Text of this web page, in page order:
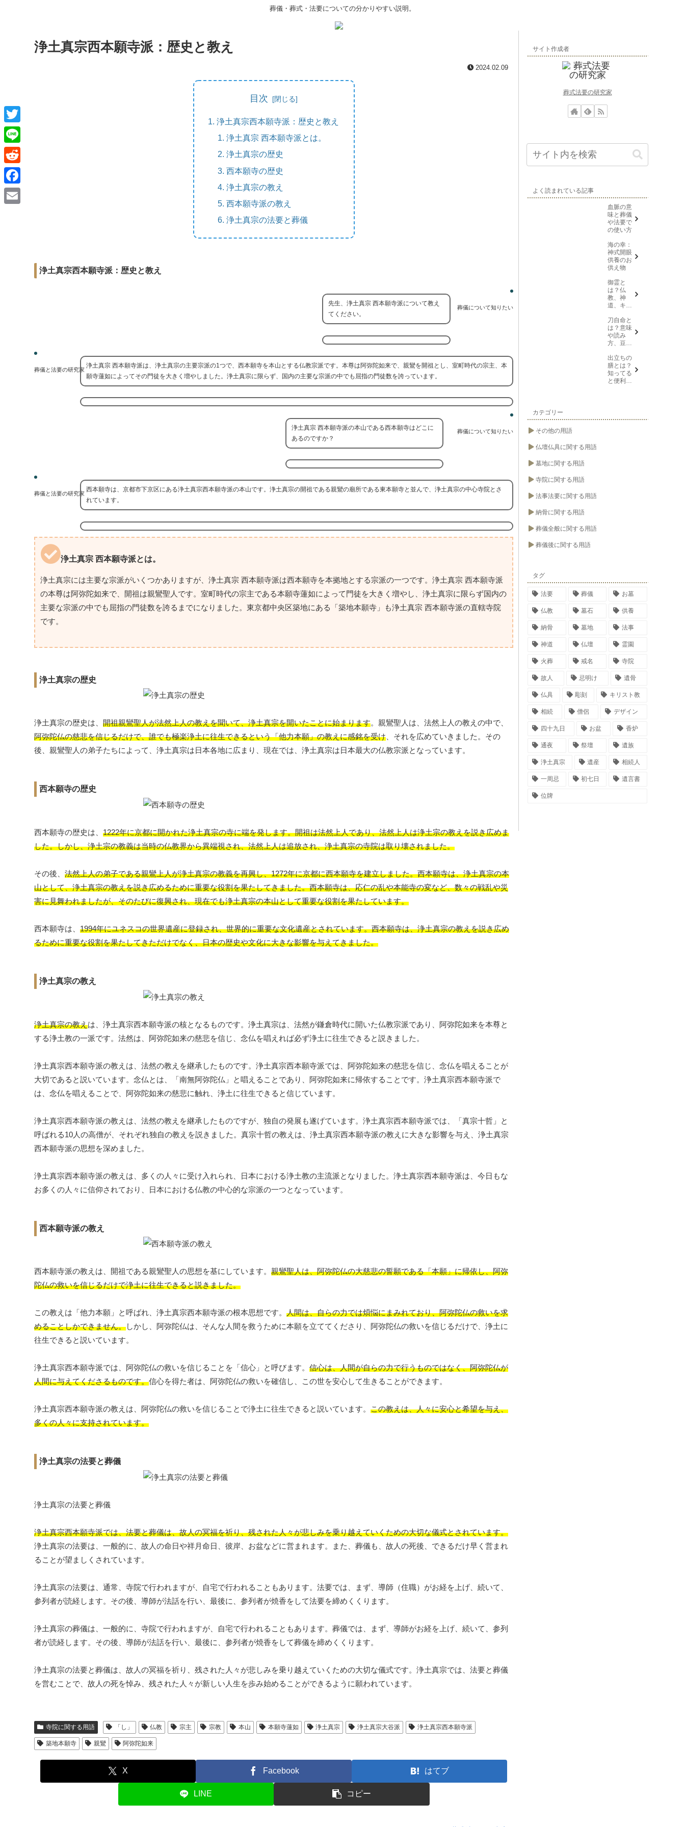
葬儀・葬式・法要についての分かりやすい説明。
浄土真宗西本願寺派：歴史と教え
2024.02.09
目次
浄土真宗西本願寺派：歴史と教え
浄土真宗 西本願寺派とは。
浄土真宗の歴史
西本願寺の歴史
浄土真宗の教え
西本願寺派の教え
浄土真宗の法要と葬儀
浄土真宗西本願寺派：歴史と教え
葬儀について知りたい
先生、浄土真宗 西本願寺派について教え
てください。
葬儀と法要の研究家
浄土真宗 西本願寺派は、浄土真宗の主要宗派の1つで、西本願寺を本山とする仏教宗派です。本尊は阿弥陀如来で、親鸞を開祖とし、室町時代の宗主、本
願寺蓮如によってその門徒を大きく増やしました。浄土真宗に限らず、国内の主要な宗派の中でも屈指の門徒数を誇っています。
葬儀について知りたい
浄土真宗 西本願寺派の本山である西本願寺はどこに
あるのですか？
葬儀と法要の研究家
西本願寺は、京都市下京区にある浄土真宗西本願寺派の本山です。浄土真宗の開祖である親鸞の廟所である東本願寺と並んで、浄土真宗の中心寺院とさ
れています。
浄土真宗 西本願寺派とは。
浄土真宗には主要な宗派がいくつかありますが、浄土真宗 西本願寺派は西本願寺を本拠地とする宗派の一つです。浄土真宗 西本願寺派
の本尊は阿弥陀如来で、開祖は親鸞聖人です。室町時代の宗主である本願寺蓮如によって門徒を大きく増やし、浄土真宗に限らず国内の
主要な宗派の中でも屈指の門徒数を誇るまでになりました。東京都中央区築地にある「築地本願寺」も浄土真宗 西本願寺派の直轄寺院
です。
浄土真宗の歴史
浄土真宗の歴史は、 開祖親鸞聖人が法然上人の教えを聞いて、浄土真宗を開いたことに始まります。親鸞聖人は、法然上人の教えの中で、
阿弥陀仏の慈悲を信じるだけで、誰でも極楽浄土に往生できるという「他力本願」の教えに感銘を受け 、それを広めていきました。その
後、親鸞聖人の弟子たちによって、浄土真宗は日本各地に広まり、現在では、浄土真宗は日本最大の仏教宗派となっています。
西本願寺の歴史
西本願寺の歴史は、 1222年に京都に開かれた浄土真宗の寺に端を発します。開祖は法然上人であり、法然上人は浄土宗の教えを説き広めま
した。しかし、浄土宗の教義は当時の仏教界から異端視され、法然上人は追放され、浄土真宗の寺院は取り壊されました。
その後、 法然上人の弟子である親鸞上人が浄土真宗の教義を再興し、1272年に京都に西本願寺を建立しました。西本願寺は、浄土真宗の本
山として、浄土真宗の教えを説き広めるために重要な役割を果たしてきました。西本願寺は、応仁の乱や本能寺の変など、数々の戦乱や災
害に見舞われましたが、そのたびに復興され、現在でも浄土真宗の本山として重要な役割を果たしています。
西本願寺は、 1994年にユネスコの世界遺産に登録され、世界的に重要な文化遺産とされています。西本願寺は、浄土真宗の教えを説き広め
るために重要な役割を果たしてきただけでなく、日本の歴史や文化に大きな影響を与えてきました。
浄土真宗の教え
浄土真宗の教えは、浄土真宗西本願寺派の核となるものです。浄土真宗は、法然が鎌倉時代に開いた仏教宗派であり、阿弥陀如来を本尊と
する浄土教の一派です。法然は、阿弥陀如来の慈悲を信じ、念仏を唱えれば必ず浄土に往生できると説きました。
浄土真宗西本願寺派の教えは、法然の教えを継承したものです。浄土真宗西本願寺派では、阿弥陀如来の慈悲を信じ、念仏を唱えることが
大切であると説いています。念仏とは、「南無阿弥陀仏」と唱えることであり、阿弥陀如来に帰依することです。浄土真宗西本願寺派で
は、念仏を唱えることで、阿弥陀如来の慈悲に触れ、浄土に往生できると信じています。
浄土真宗西本願寺派の教えは、法然の教えを継承したものですが、独自の発展も遂げています。浄土真宗西本願寺派では、「真宗十哲」と
呼ばれる10人の高僧が、それぞれ独自の教えを説きました。真宗十哲の教えは、浄土真宗西本願寺派の教えに大きな影響を与え、浄土真宗
西本願寺派の思想を深めました。
浄土真宗西本願寺派の教えは、多くの人々に受け入れられ、日本における浄土教の主流派となりました。浄土真宗西本願寺派は、今日もな
お多くの人々に信仰されており、日本における仏教の中心的な宗派の一つとなっています。
西本願寺派の教え
西本願寺派の教えは、開祖である親鸞聖人の思想を基にしています。 親鸞聖人は、阿弥陀仏の大慈悲の誓願である「本願」に帰依し、阿弥
陀仏の救いを信じるだけで浄土に往生できると説きました。
この教えは「他力本願」と呼ばれ、浄土真宗西本願寺派の根本思想です。 人間は、自らの力では煩悩にまみれており、阿弥陀仏の救いを求
めることしかできません。しかし、阿弥陀仏は、そんな人間を救うために本願を立ててくださり、阿弥陀仏の救いを信じるだけで、浄土に
往生できると説いています。
浄土真宗西本願寺派では、阿弥陀仏の救いを信じることを「信心」と呼びます。 信心は、人間が自らの力で行うものではなく、阿弥陀仏が
人間に与えてくださるものです。信心を得た者は、阿弥陀仏の救いを確信し、この世を安心して生きることができます。
浄土真宗西本願寺派の教えは、阿弥陀仏の救いを信じることで浄土に往生できると説いています。 この教えは、人々に安心と希望を与え、
多くの人々に支持されています。
浄土真宗の法要と葬儀
浄土真宗の法要と葬儀
浄土真宗西本願寺派では、法要と葬儀は、故人の冥福を祈り、残された人々が悲しみを乗り越えていくための大切な儀式とされています。
浄土真宗の法要は、一般的に、故人の命日や祥月命日、彼岸、お盆などに営まれます。また、葬儀も、故人の死後、できるだけ早く営まれ
ることが望ましくされています。
浄土真宗の法要は、通常、寺院で行われますが、自宅で行われることもあります。法要では、まず、導師（住職）がお経を上げ、続いて、
参列者が読経します。その後、導師が法話を行い、最後に、参列者が焼香をして法要を締めくくります。
浄土真宗の葬儀は、一般的に、寺院で行われますが、自宅で行われることもあります。葬儀では、まず、導師がお経を上げ、続いて、参列
者が読経します。その後、導師が法話を行い、最後に、参列者が焼香をして葬儀を締めくくります。
浄土真宗の法要と葬儀は、故人の冥福を祈り、残された人々が悲しみを乗り越えていくための大切な儀式です。浄土真宗では、法要と葬儀
を営むことで、故人の死を悼み、残された人々が新しい人生を歩み始めることができるように願われています。
寺院に関する用語 「し」 仏教 宗主 宗教 本山 本願寺蓮如 浄土真宗 浄土真宗大谷派 浄土真宗西本願寺派
築地本願寺 親鸞 阿弥陀如来
X Facebook はてブ
LINE コピー
サイト作成者
葬式法要の研究家
よく読まれている記事
血脈の意
味と葬儀
や法要で
の使い方
海の幸：
神式開眼
供養のお
供え物
御霊と
は？仏
教、神
道、キリ
れぞれの
意味を解
説
刀自命と
は？意味
や読み
方、豆知
出立ちの
膳とは？
知ってる
と便利な
カテゴリー
その他の用語
仏壇仏具に関する用語
墓地に関する用語
寺院に関する用語
法事法要に関する用語
納骨に関する用語
葬儀全般に関する用語
葬儀後に関する用語
タグ
法要 葬儀 お墓
仏教 墓石 供養
納骨 墓地 法事
神道 仏壇 霊園
火葬 戒名 寺院
故人 忌明け 遺骨
仏具 彫刻 キリスト教
相続 僧侶 デザイン
四十九日 お盆 香炉
通夜 祭壇 遺族
浄土真宗 遺産 相続人
一周忌 初七日 遺言書
位牌
T
w
i
t
L
i
n
e
R
e
d
F